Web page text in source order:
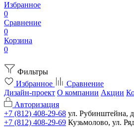
Избранное
0
Сравнение
0
Корзина
0
Фильтры
Избранное
Сравнение
Дизайн-проект О компании Акции
Авторизация
+7 (812) 408-29-68 ул. Рубинштейна,
+7 (812) 408-29-69 Кузьмолово, ул.